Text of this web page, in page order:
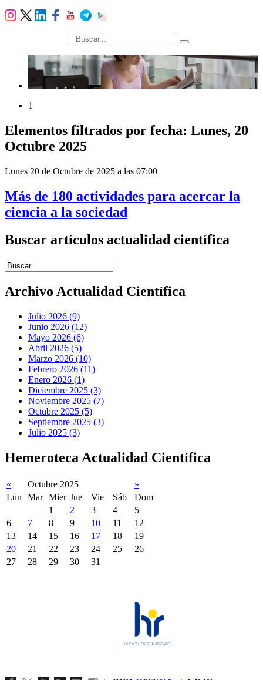
búsqueda
1
Elementos filtrados por fecha: Lunes, 20
Octubre 2025
Lunes 20 de Octubre de 2025 a las 07:00
Más de 180 actividades para acercar la
ciencia a la sociedad
Buscar artículos actualidad científica
Introduce términos de búsqueda
Archivo Actualidad Científica
Julio 2026 (9)
Junio 2026 (12)
Mayo 2026 (6)
Abril 2026 (5)
Marzo 2026 (10)
Febrero 2026 (11)
Enero 2026 (1)
Diciembre 2025 (3)
Noviembre 2025 (7)
Octubre 2025 (5)
Septiembre 2025 (3)
Julio 2025 (3)
Hemeroteca Actualidad Científica
« Octubre 2025
»
Lun
Mar Mier Jue Vie Sáb
Dom
1
2 3 4
5
6
7 8 9 10 11
12
13
14 15 16 17 18
19
20
21 22 23 24 25
26
27
28 29 30 31